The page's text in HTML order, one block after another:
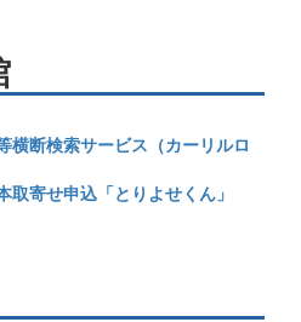
横断検索サービス（カーリルロ
取寄せ申込「とりよせくん」